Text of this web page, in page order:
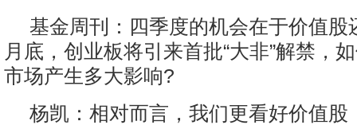
基金周刊：四季度的机会在于价值股
月底，创业板将引来首批“大非”解禁，
市场产生多大影响?
杨凯：相对而言，我们更看好价值股